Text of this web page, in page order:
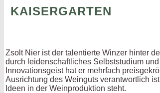
KAISERGARTEN
Zsolt Nier ist der talentierte Winzer hinter
durch leidenschaftliches Selbststudium
Innovationsgeist hat er mehrfach
Ausrichtung des Weinguts verantwortlich
Ideen in der Weinproduktion steht.